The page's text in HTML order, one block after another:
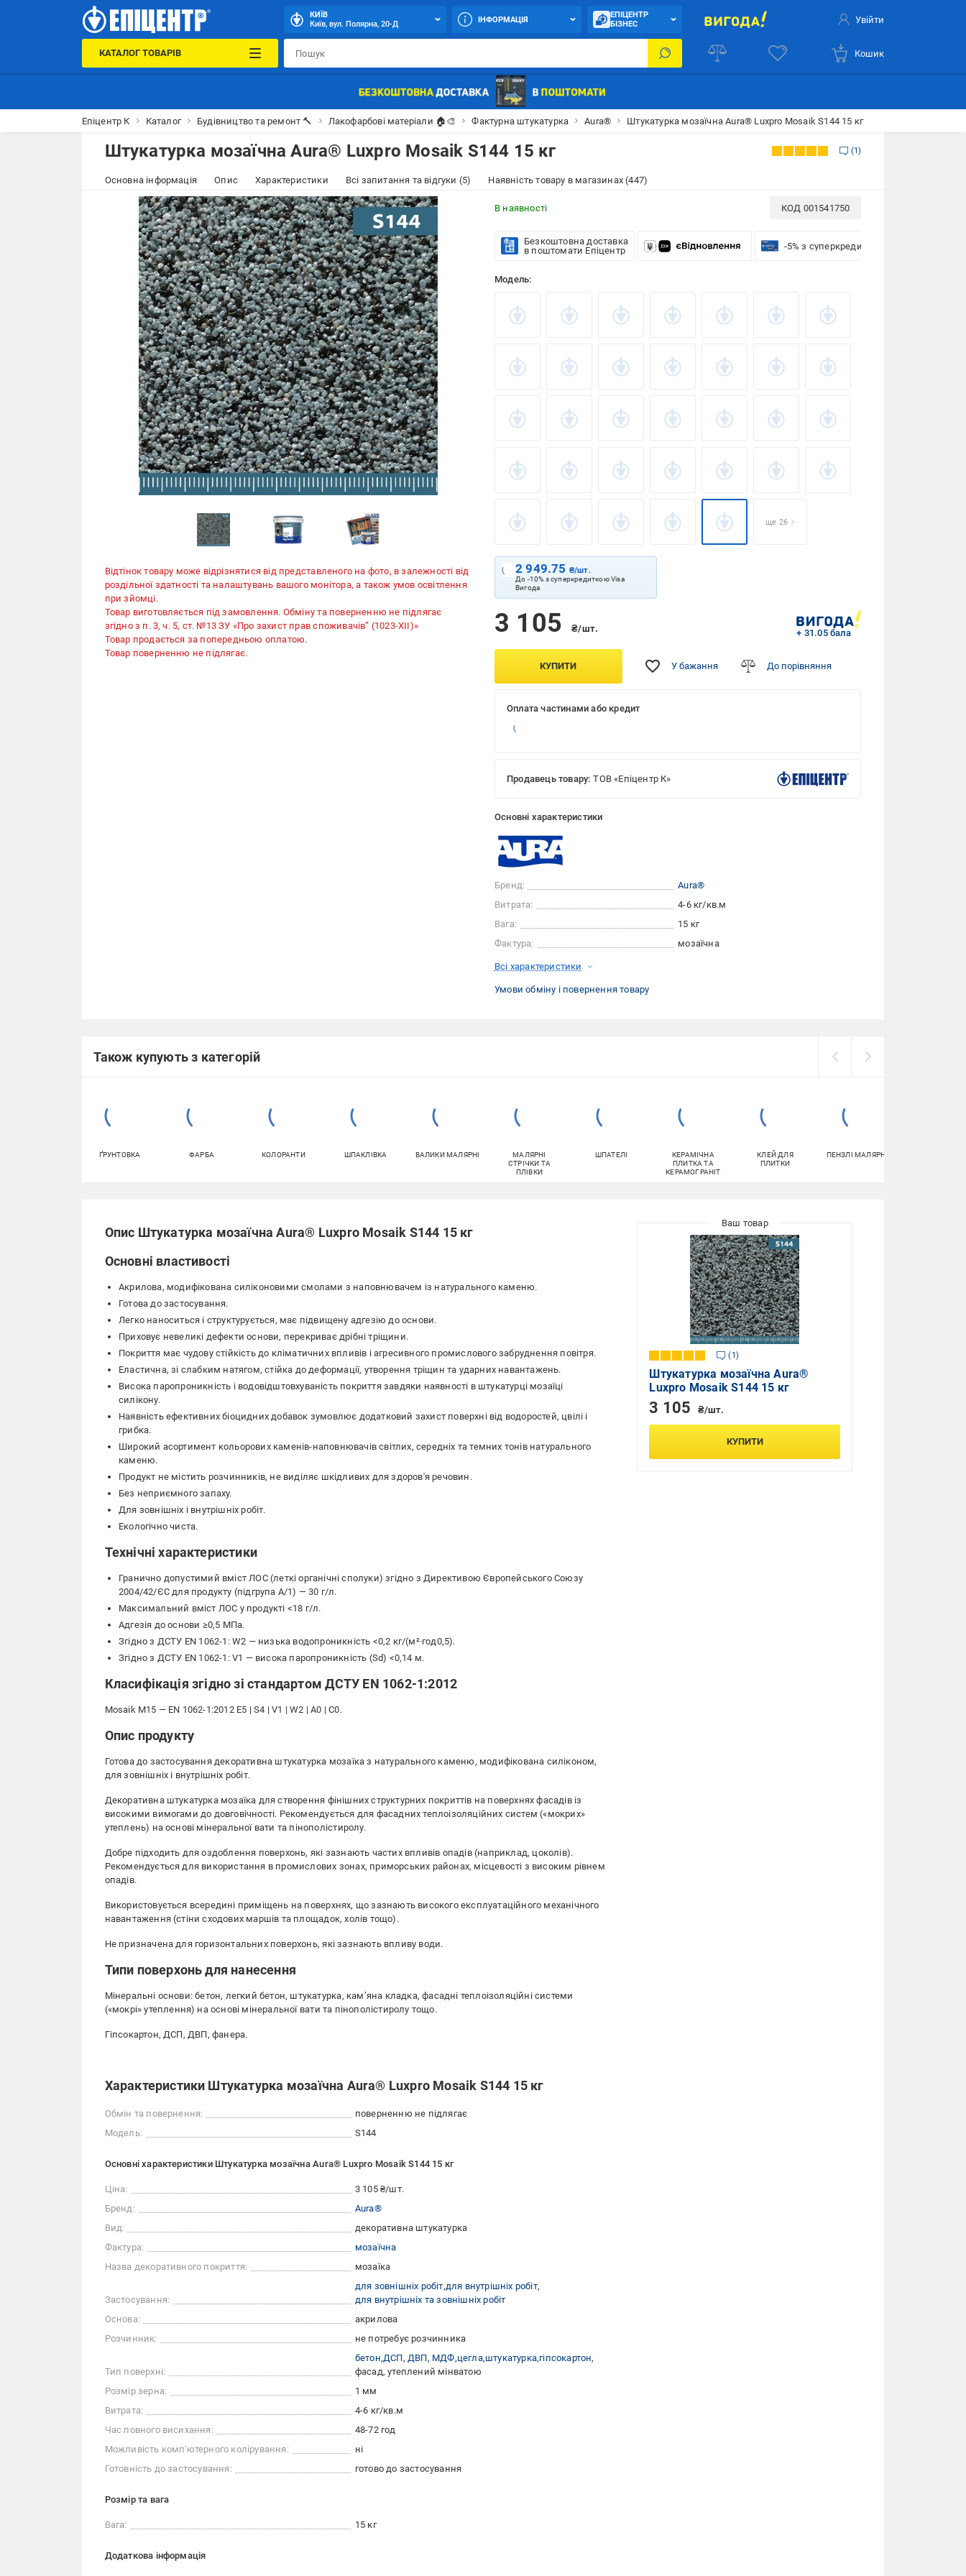
КИЇВ
Київ, вул. Полярна, 20-Д
ІНФОРМАЦІЯ
ЕПІЦЕНТР
БІЗНЕС
Увійти
КАТАЛОГ ТОВАРІВ Кошик
Епіцентр К Каталог Будівництво та ремонт 🔨 Лакофарбові матеріали 🏠🎨 Фактурна штукатурка Aura® Штукатурка мозаїчна Aura® Luxpro Mosaik S144 15 кг
Штукатурка мозаїчна Aura® Luxpro Mosaik S144 15 кг 1
Основна інформація Опис Характеристики Всі запитання та відгуки (5) Наявність товару в магазинах (447)
Відтінок товару може відрізнятися від представленого на фото, в залежності від
роздільної здатності та налаштувань вашого монітора, а також умов освітлення
при зйомці.
Товар виготовляється під замовлення. Обміну та поверненню не підлягає
згідно з п. 3, ч. 5, ст. №13 ЗУ «Про захист прав споживачів” (1023-XII)»
Товар продається за попередньою оплатою.
Товар поверненню не підлягає.
В наявності КОД 001541750
Безкоштовна доставка
в поштомати Епіцентр
-5% з суперкредиткою VISA Вигода
Модель:
ще 26
2 949.75 ₴/шт.
До -10% з суперкредиткою Visa
Вигода
3 105 ₴/шт. + 31.05 бала
КУПИТИ У бажання До порівняння
Оплата частинами або кредит
Продавець товару: ТОВ «Епіцентр К»
Основні характеристики
Бренд:
Aura®
Витрата:
4-6 кг/кв.м
Вага:
15 кг
Фактура:
мозаїчна
Всі характеристики
Умови обміну і повернення товару
Також купують з категорій
ҐРУНТОВКА ФАРБА КОЛОРАНТИ ШПАКЛІВКА ВАЛИКИ МАЛЯРНІ
МАЛЯРНІ
СТРІЧКИ ТА
ПЛІВКИ
ШПАТЕЛІ
КЕРАМІЧНА
ПЛИТКА ТА
КЕРАМОГРАНІТ
КЛЕЙ ДЛЯ
ПЛИТКИ
ПЕНЗЛІ МАЛЯРНІ
Опис Штукатурка мозаїчна Aura® Luxpro Mosaik S144 15 кг
Основні властивості
Акрилова, модифікована силіконовими смолами з наповнювачем із натурального каменю.
Готова до застосування.
Легко наноситься і структурується, має підвищену адгезію до основи.
Приховує невеликі дефекти основи, перекриває дрібні тріщини.
Покриття має чудову стійкість до кліматичних впливів і агресивного промислового забруднення повітря.
Еластична, зі слабким натягом, стійка до деформації, утворення тріщин та ударних навантажень.
Висока паропроникність і водовідштовхуваність покриття завдяки наявності в штукатурці мозаїці
силікону.
Наявність ефективних біоцидних добавок зумовлює додатковий захист поверхні від водоростей, цвілі і
грибка.
Широкий асортимент кольорових каменів-наповнювачів світлих, середніх та темних тонів натурального
каменю.
Продукт не містить розчинників, не виділяє шкідливих для здоров'я речовин.
Без неприємного запаху.
Для зовнішніх і внутрішніх робіт.
Екологічно чиста.
Технічні характеристики
Гранично допустимий вміст ЛОС (леткі органічні сполуки) згідно з Директивою Європейського Союзу
2004/42/ЄC для продукту (підгрупа A/1) — 30 г/л.
Максимальний вміст ЛОС у продукті <18 г/л.
Адгезія до основи ≥0,5 МПа.
Згідно з ДСТУ EN 1062-1: W2 — низька водопроникність <0,2 кг/(м²·год0,5).
Згідно з ДСТУ EN 1062-1: V1 — висока паропроникність (Sd) <0,14 м.
Класифікація згідно зі стандартом ДСТУ EN 1062-1:2012
Mosaik M15 — EN 1062-1:2012 E5 | S4 | V1 | W2 | A0 | C0.
Опис продукту
Готова до застосування декоративна штукатурка мозаїка з натурального каменю, модифікована силіконом,
для зовнішніх і внутрішніх робіт.
Декоративна штукатурка мозаїка для створення фінішних структурних покриттів на поверхнях фасадів із
високими вимогами до довговічності. Рекомендується для фасадних теплоізоляційних систем («мокрих»
утеплень) на основі мінеральної вати та пінополістиролу.
Добре підходить для оздоблення поверхонь, які зазнають частих впливів опадів (наприклад, цоколів).
Рекомендується для використання в промислових зонах, приморських районах, місцевості з високим рівнем
опадів.
Використовується всередині приміщень на поверхнях, що зазнають високого експлуатаційного механічного
навантаження (стіни сходових маршів та площадок, холів тощо).
Не призначена для горизонтальних поверхонь, які зазнають впливу води.
Типи поверхонь для нанесення
Мінеральні основи: бетон, легкий бетон, штукатурка, кам’яна кладка, фасадні теплоізоляційні системи
(«мокрі» утеплення) на основі мінеральної вати та пінополістиролу тощо.
Гіпсокартон, ДСП, ДВП, фанера.
Характеристики Штукатурка мозаїчна Aura® Luxpro Mosaik S144 15 кг
Обмін та повернення:
поверненню не підлягає
Модель:
S144
Основні характеристики Штукатурка мозаїчна Aura® Luxpro Mosaik S144 15 кг
Ціна:
3 105 ₴/шт.
Бренд:
Aura®
Вид:
декоративна штукатурка
Фактура:
мозаїчна
Назва декоративного покриття:
мозаїка
Застосування:
для зовнішніх робіт для внутрішніх робіт
для внутрішніх та зовнішніх робіт
Основа:
акрилова
Розчинник:
не потребує розчинника
Тип поверхні:
бетон ДСП, ДВП, МДФ цегла штукатурка гіпсокартон
фасад, утеплений мінватою
Розмір зерна:
1 мм
Витрата:
4-6 кг/кв.м
Час повного висихання:
48-72 год
Можливість комп'ютерного колірування:
ні
Готовність до застосування:
готово до застосування
Розмір та вага
Вага: 15 кг
Додаткова інформація
1
Штукатурка мозаїчна Aura®
Luxpro Mosaik S144 15 кг
3 105 ₴/шт.
КУПИТИ